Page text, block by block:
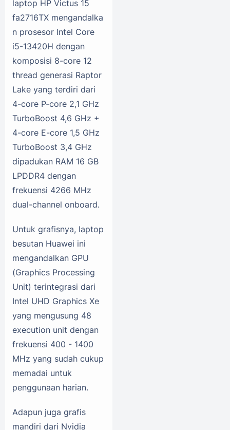
laptop HP Victus 15
fa2716TX mengandalka
n prosesor Intel Core
i5-13420H dengan
komposisi 8-core 12
thread generasi Raptor
Lake yang terdiri dari
4-core P-core 2,1 GHz
TurboBoost 4,6 GHz +
4-core E-core 1,5 GHz
TurboBoost 3,4 GHz
dipadukan RAM 16 GB
LPDDR4 dengan
frekuensi 4266 MHz
dual-channel onboard.
Untuk grafisnya, laptop
besutan Huawei ini
mengandalkan GPU
(Graphics Processing
Unit) terintegrasi dari
Intel UHD Graphics Xe
yang mengusung 48
execution unit dengan
frekuensi 400 - 1400
MHz yang sudah cukup
memadai untuk
penggunaan harian.
Adapun juga grafis
mandiri dari Nvidia